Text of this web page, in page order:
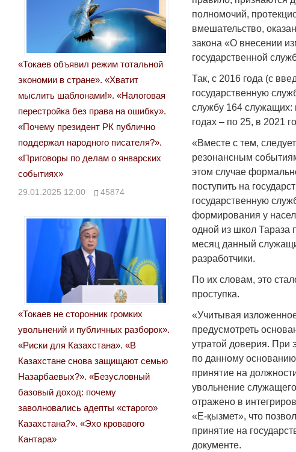
полномочий,
вмешательство,
закона «О внесении
государственной
Так, с 2016 года (с
государственную
службу 164 служащих:
годах – по 25, в 2021
«Вместе с тем,
резонансным
этом случае
поступить на
государственную
формирования у
одной из школ Тараза
месяц данный
разработчики.
По их словам, это
проступка.
«Учитывая
предусмотреть
утратой доверия. При
по данному
принятие на
увольнение
отражено в
«Е-қызмет», что
принятие на
документе.
«Токаев объявил режим тотальной
экономии в стране». «Хватит
мыслить шаблонами!». «Налоговая
перестройка без права на ошибку».
«Почему президент РК публично
поддержал народного писателя?».
«Приговоры по делам о январских
событиях»
29.01.2025 12:00 45874
«Токаев не сторонник громких
увольнений и публичных разборок».
«Риски для Казахстана». «В
Казахстане снова защищают семью
Назарбаевых?». «Безусловный
базовый доход: почему
заволновались адепты «старого»
Казахстана?». «Эхо кровавого
Кантара»